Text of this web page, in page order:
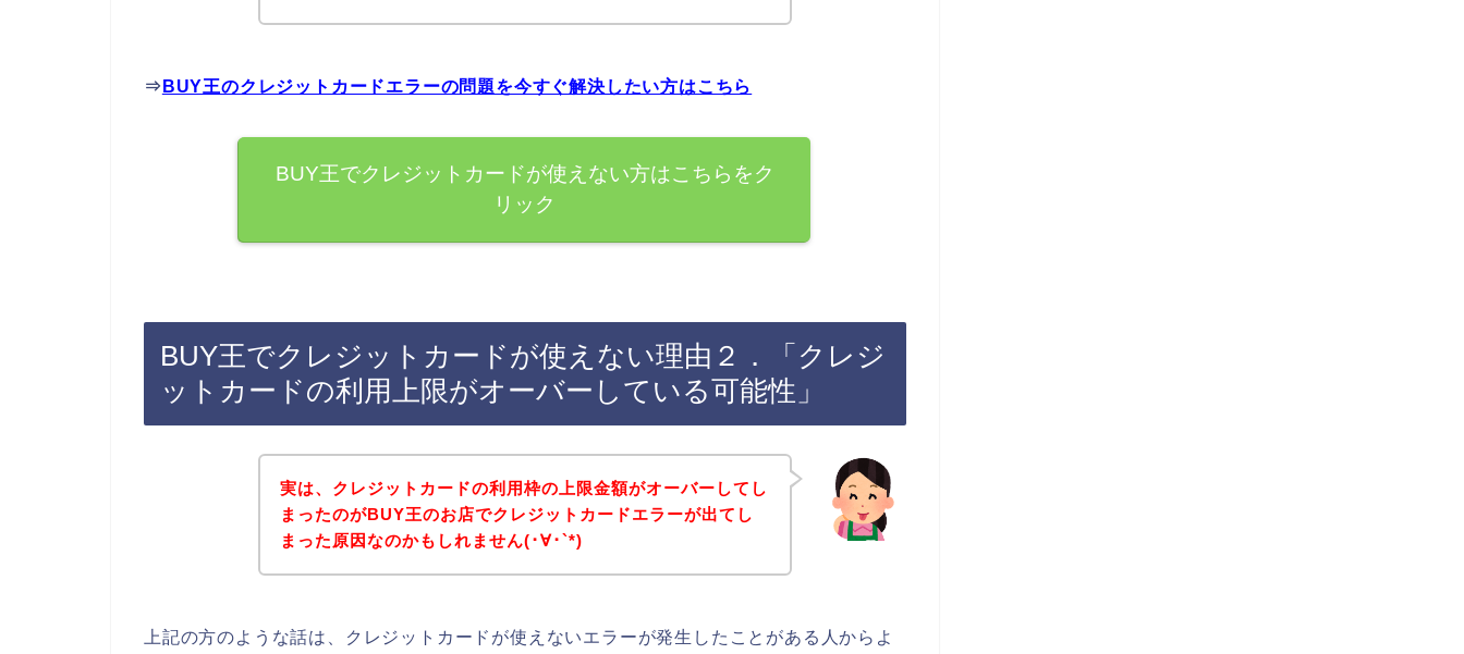
⇒ BUY王のクレジットカードエラーの問題を今すぐ解決したい方はこちら
BUY王でクレジットカードが使えない方はこちらをク
リック
BUY王でクレジットカードが使えない理由２．「クレジ
ットカードの利用上限がオーバーしている可能性」
実は、クレジットカードの利用枠の上限金額がオーバーしてし
まったのがBUY王のお店でクレジットカードエラーが出てし
まった原因なのかもしれません(･∀･`*)
上記の方のような話は、クレジットカードが使えないエラーが発生したことがある人からよ